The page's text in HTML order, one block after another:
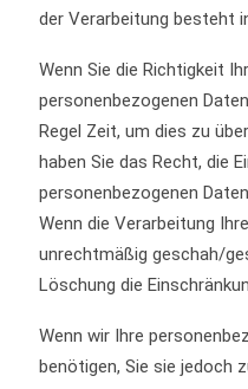
der Verarbeitung besteht
Wenn Sie die Richtigkeit
personenbezogenen
Regel Zeit, um dies zu
haben Sie das Recht, die
personenbezogenen
Wenn die Verarbeitung
unrechtmäßig geschah/
Löschung die
Wenn wir Ihre
benötigen, Sie sie jedoch